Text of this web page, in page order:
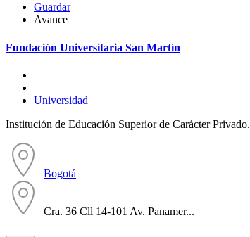
Guardar
Avance
Fundación Universitaria San Martín
Universidad
Institución de Educación Superior de Carácter Privado.
Bogotá
Cra. 36 Cll 14-101 Av. Panamer...